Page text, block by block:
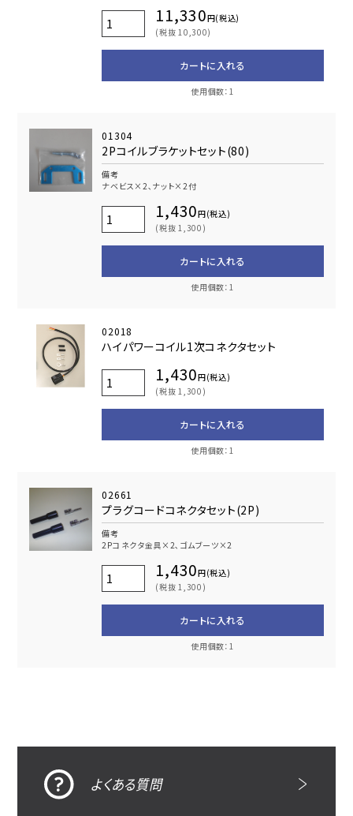
11,330円(税込)
(税抜 10,300)
カートに入れる
使用個数：1
01304
2Pコイルブラケットセット(80)
備考
ナベビス×2､ナット×2付
1,430円(税込)
(税抜 1,300)
カートに入れる
使用個数：1
02018
ハイパワーコイル1次コネクタセット
1,430円(税込)
(税抜 1,300)
カートに入れる
使用個数：1
02661
プラグコードコネクタセット(2P)
備考
2Pコネクタ金具×2､ゴムブーツ×2
1,430円(税込)
(税抜 1,300)
カートに入れる
使用個数：1
よくある質問